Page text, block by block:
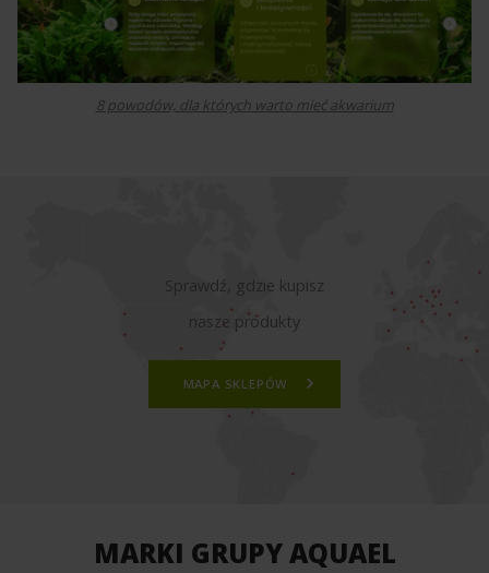
8 powodów, dla których warto mieć akwarium
Sprawdź, gdzie kupisz
nasze produkty
MAPA SKLEPÓW
MARKI GRUPY AQUAEL